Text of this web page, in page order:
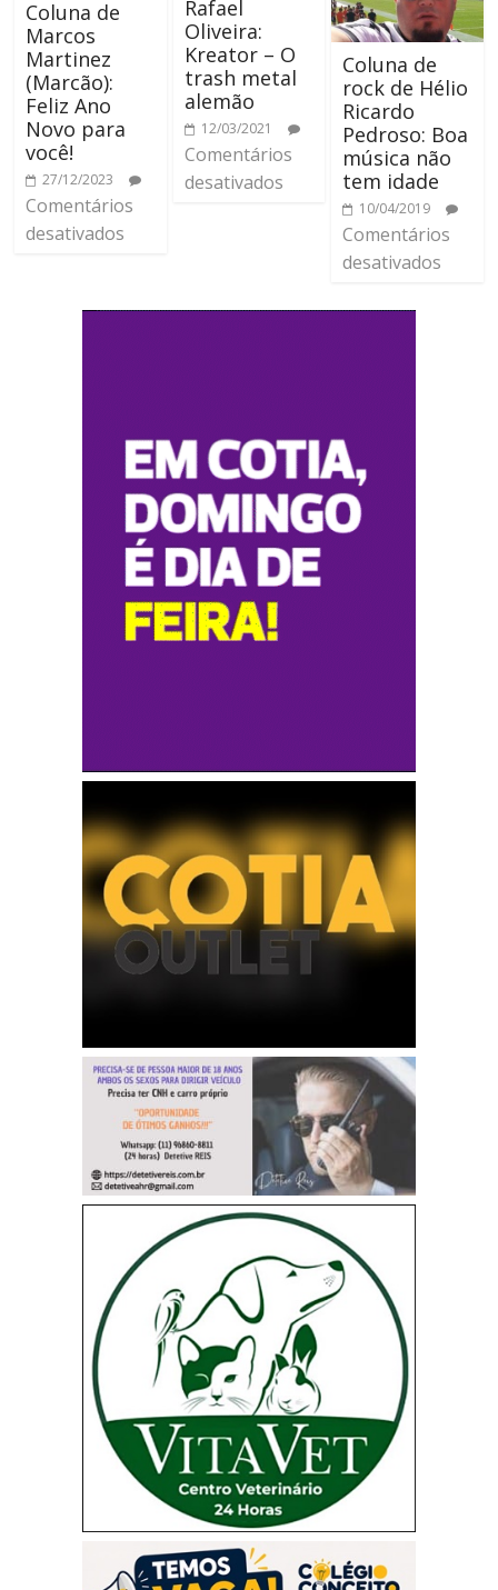
Coluna de
Marcos
Martinez
(Marcão):
Feliz Ano
Novo para
você!
27/12/2023
Comentários
desativados
Rafael
Oliveira:
Kreator – O
trash metal
alemão
12/03/2021
Comentários
desativados
Coluna de
rock de Hélio
Ricardo
Pedroso: Boa
música não
tem idade
10/04/2019
Comentários
desativados